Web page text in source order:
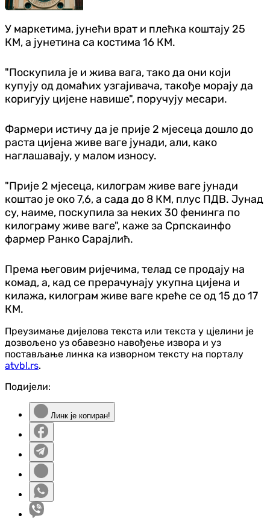
У маркетима, јунећи врат и плећка коштају 25
КМ, а јунетина са костима 16 КМ.
"Поскупила је и жива вага, тако да они који
купују од домаћих узгајивача, такође морају да
коригују цијене навише", поручују месари.
Фармери истичу да је прије 2 мјесеца дошло до
раста цијена живе ваге јунади, али, како
наглашавају, у малом износу.
"Прије 2 мјесеца, килограм живе ваге јунади
коштао је око 7,6, а сада до 8 КМ, плус ПДВ. Јунад
су, наиме, поскупила за неких 30 фенинга по
килограму живе ваге", каже за Српскаинфо
фармер Ранко Сарајлић.
Према његовим ријечима, телад се продају на
комад, а, кад се прерачунају укупна цијена и
килажа, килограм живе ваге креће се од 15 до 17
КМ.
Преузимање дијелова текста или текста у цјелини је
дозвољено уз обавезно навођење извора и уз
постављање линка ка изворном тексту на порталу
atvbl.rs.
Подијели:
Линк је копиран!